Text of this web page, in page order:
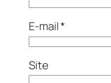
E-mail*
Site